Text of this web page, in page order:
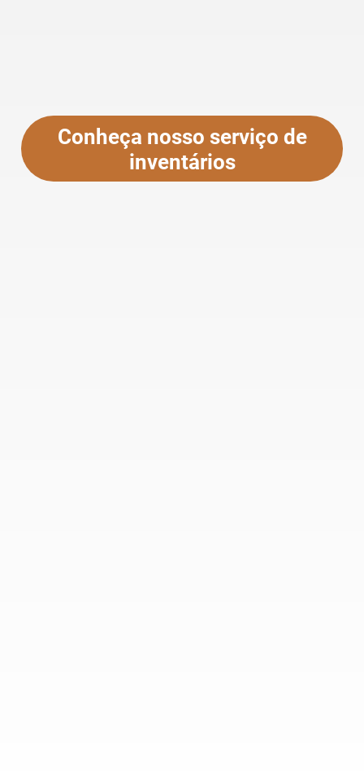
Conheça nosso serviço de
inventários